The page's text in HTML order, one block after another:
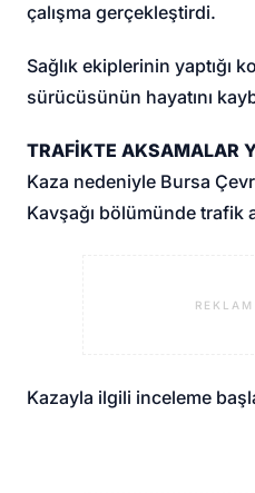
çalışma gerçekleştirdi.
Sağlık ekiplerinin yaptığı
sürücüsünün hayatını
TRAFİKTE AKSAMALAR
Kaza nedeniyle Bursa
Kavşağı bölümünde trafik
Kazayla ilgili inceleme